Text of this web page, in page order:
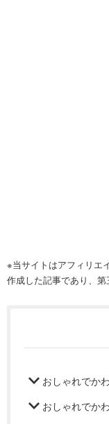
※当サイトはアフィリエ
作成した記事であり、第
おしゃれでか
おしゃれでか